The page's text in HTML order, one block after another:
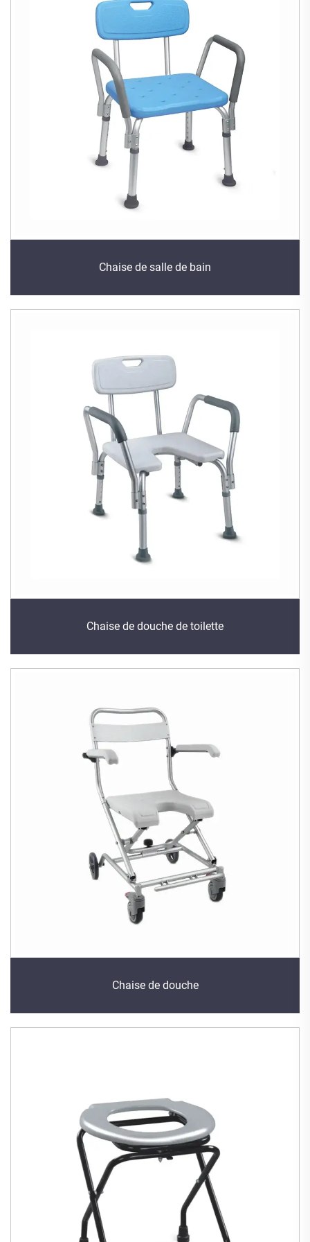
Chaise de salle de bain
Chaise de douche de toilette
Chaise de douche